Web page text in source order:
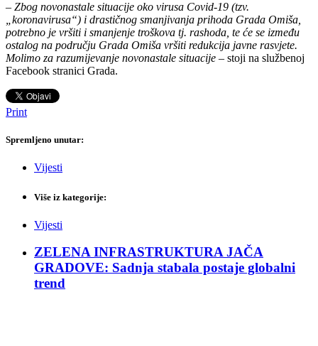
– Zbog novonastale situacije oko virusa Covid-19 (tzv.
„koronavirusa“) i drastičnog smanjivanja prihoda Grada Omiša,
potrebno je vršiti i smanjenje troškova tj. rashoda, te će se između
ostalog na području Grada Omiša vršiti redukcija javne rasvjete.
Molimo za razumijevanje novonastale situacije – stoji na službenoj
Facebook stranici Grada.
Print
Spremljeno unutar:
Vijesti
Više iz kategorije:
Vijesti
ZELENA INFRASTRUKTURA JAČA
GRADOVE: Sadnja stabala postaje globalni
trend